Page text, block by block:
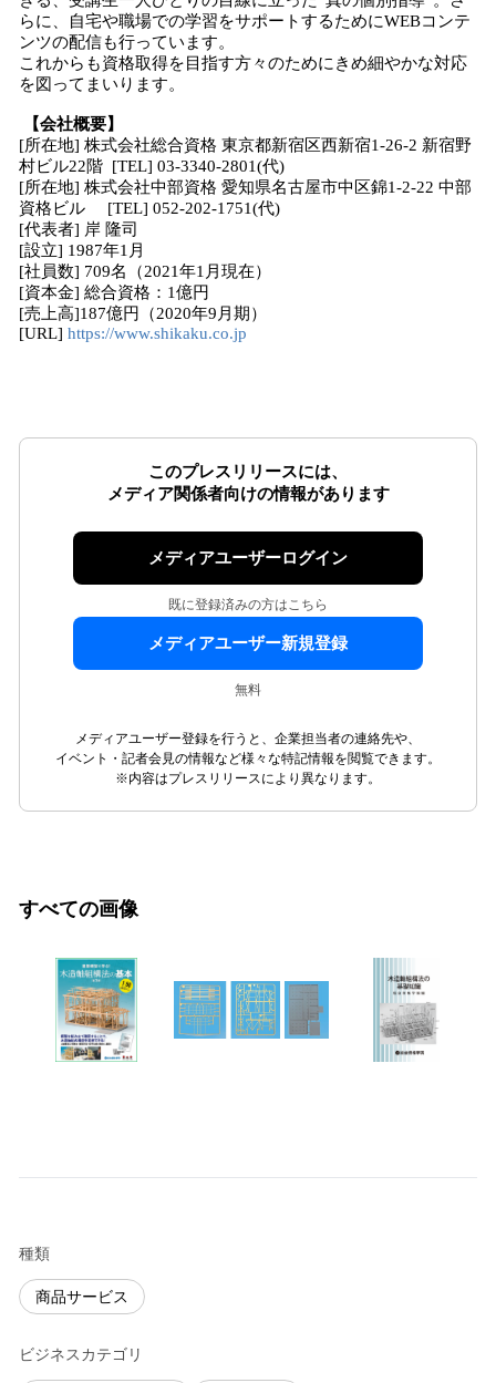
らに、自宅や職場での学習をサポートするためにWEBコンテ
ンツの配信も行っています。
これからも資格取得を目指す方々のためにきめ細やかな対応
を図ってまいります。
【会社概要】
[所在地] 株式会社総合資格 東京都新宿区西新宿1-26-2 新宿野
村ビル22階 [TEL] 03-3340-2801(代)
[所在地] 株式会社中部資格 愛知県名古屋市中区錦1-2-22 中部
資格ビル [TEL] 052-202-1751(代)
[代表者] 岸 隆司
[設立] 1987年1月
[社員数] 709名（2021年1月現在）
[資本金] 総合資格：1億円
[売上高]187億円（2020年9月期）
[URL] https://www.shikaku.co.jp
このプレスリリースには、
メディア関係者向けの情報があります
メディアユーザーログイン
既に登録済みの方はこちら
メディアユーザー新規登録
無料
メディアユーザー登録を行うと、企業担当者の連絡先や、
イベント・記者会見の情報など様々な特記情報を閲覧できます。
※内容はプレスリリースにより異なります。
すべての画像
種類
商品サービス
ビジネスカテゴリ